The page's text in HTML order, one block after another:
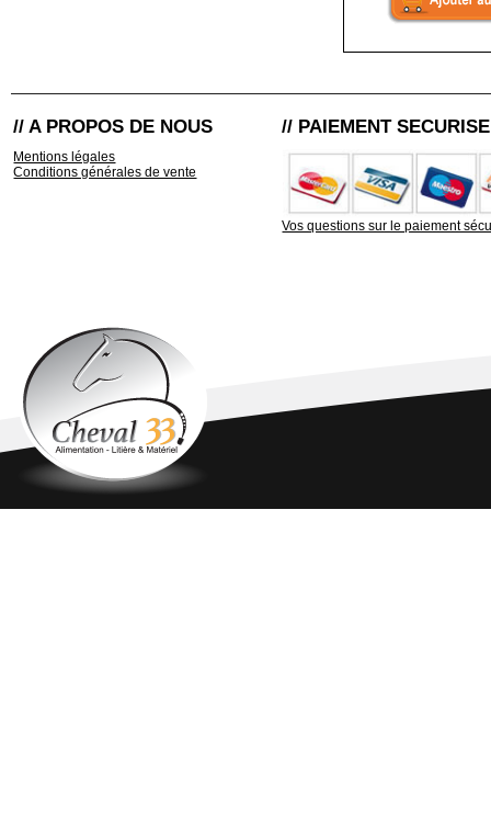
// A PROPOS DE NOUS
Mentions légales
Conditions générales de vente
// PAIEMENT SECURISE
Vos questions sur le paiement